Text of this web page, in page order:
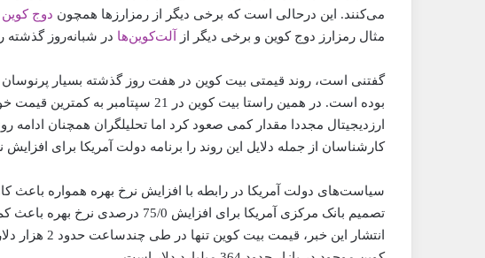
می‌کنند. این درحالی است که برخی دیگر از رمزارزها همچون دوج کوین
مثال رمزارز دوج کوین و برخی دیگر از
آلت‌کوین‌ها در شبانه‌روز گذشته
گفتنی است، روند قیمتی بیت کوین در هفت روز گذشته بسیار پرنوسان
ارزدیجیتال مجددا مقدار کمی صعود کرد اما تحلیلگران همچنان ادامه
کارشناسان از جمله دلایل این روند را برنامه دولت آمریکا برای افزایش
سیاست‌های دولت آمریکا در رابطه با افزایش نرخ بهره همواره باعث
تصمیم بانک مرکزی آمریکا برای
انتشار این